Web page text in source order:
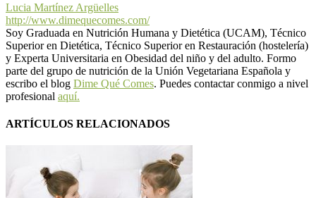
Lucia Martínez Argüelles
http://www.dimequecomes.com/
Soy Graduada en Nutrición Humana y Dietética (UCAM), Técnico
Superior en Dietética, Técnico Superior en Restauración (hostelería)
y Experta Universitaria en Obesidad del niño y del adulto. Formo
parte del grupo de nutrición de la Unión Vegetariana Española y
escribo el blog Dime Qué Comes. Puedes contactar conmigo a nivel
profesional aquí.
ARTÍCULOS RELACIONADOS